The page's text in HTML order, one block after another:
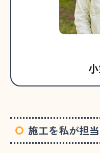
施工を私が担